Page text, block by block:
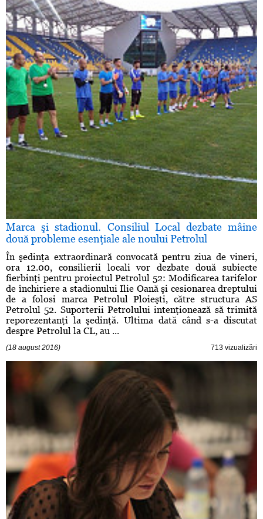
Marca şi stadionul. Consiliul Local dezbate mâine
două probleme esenţiale ale noului Petrolul
În şedinţa extraordinară convocată pentru ziua de vineri,
ora 12.00, consilierii locali vor dezbate două subiecte
fierbinţi pentru proiectul Petrolul 52: Modificarea tarifelor
de închiriere a stadionului Ilie Oană şi cesionarea dreptului
de a folosi marca Petrolul Ploieşti, către structura AS
Petrolul 52. Suporterii Petrolului intenţionează să trimită
reporezentanţi la şedinţă. Ultima dată când s-a discutat
despre Petrolul la CL, au ...
(18 august 2016) 713 vizualizări